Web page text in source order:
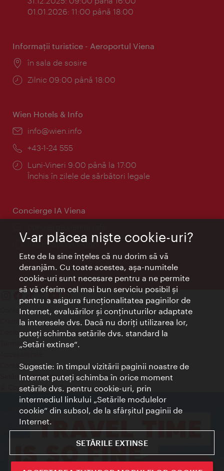
Sign up now
01.01.2026: 11:00 până 18:00
Informaţii turistice - Aeroportul Viena
Locul:
în sala de sosire
Program:
Zilnic 09:00 până 18:00
Wien Hotels & Info
E-
info@wien.info
Telefon:
+43-1-24 555
Program:
Luni-Vineri 9:00 până la 17:00
Închis în zilele de sărbători legale
Concierge IA Viena
Informații non-stop
Contact
Credits
Declaraţie privind protecţia datelor
Terms of Use
Contact presa
Setări module cookie
© Copyright Wien Tourismus
V-ar plăcea nişte cookie-uri?
Este de la sine înţeles că nu dorim să vă
deranjăm. Cu toate acestea, aşa-numitele
cookie-uri sunt necesare pentru a ne permite
să vă oferim cel mai bun serviciu posibil şi
pentru a asigura funcţionalitatea paginilor de
Internet, evaluărilor şi conţinuturilor adaptate
la interesele dvs. Dacă nu doriţi utilizarea lor,
puteţi schimba setările dvs. standard la
„Setări extinse“.
Sugestie: în timpul vizitării paginii noastre de
Internet puteţi schimba în orice moment
setările dvs. pentru cookie-uri, prin
intermediul linkului „Setările modulelor
cookie“ din subsol, de la sfârşitul paginii de
Internet.
SETĂRILE EXTINSE